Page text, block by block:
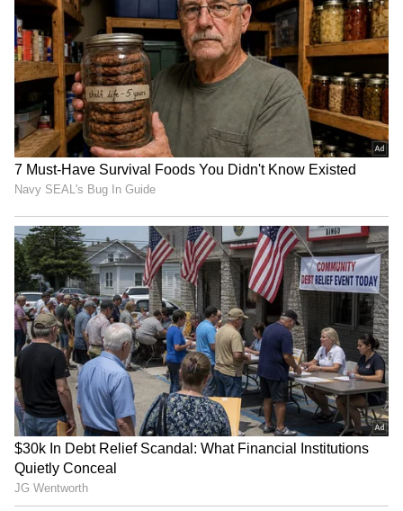
இதையும் படிங்க:போருக்கு இடையே
உக்ரைன் பிராந்தியங்களை இணைக்க
வாக்கெடுப்பு நடத்தும் ரஷ்யா;
அதிர்ச்சியில் மேற்கத்திய நாடுகள்!!
இதன் உருவாக்கம் ஐநா உறுப்பு நாடுகளின்
ஆதரவுடன் தொடரும் என்று நாங்கள்
நம்புகிறோம். அதனால் முடிவு செய்யுங்கள்.
பொதுச்செயலாளர் கூறியது போல்,
செயல்படவும், அமைதியை நிலைநாட்டவும்
வேண்டிய நேரம் இது. போருக்குத் தீர்வு
காண்பது எப்போதுமே
அதலபாதாளத்திற்குச் செல்வதாகும் என்று
கூறிய அவர், உரையாடல், இராஜதந்திரம்
மற்றும் பயனுள்ள அரசியல் சேனல்களை
உருவாக்குவதன் மூலம் மட்டுமே
அமைதியை அடைய முடியும். குறித்த
வழக்கில், இதுவரை, பாதுகாப்பு கவுன்சில்